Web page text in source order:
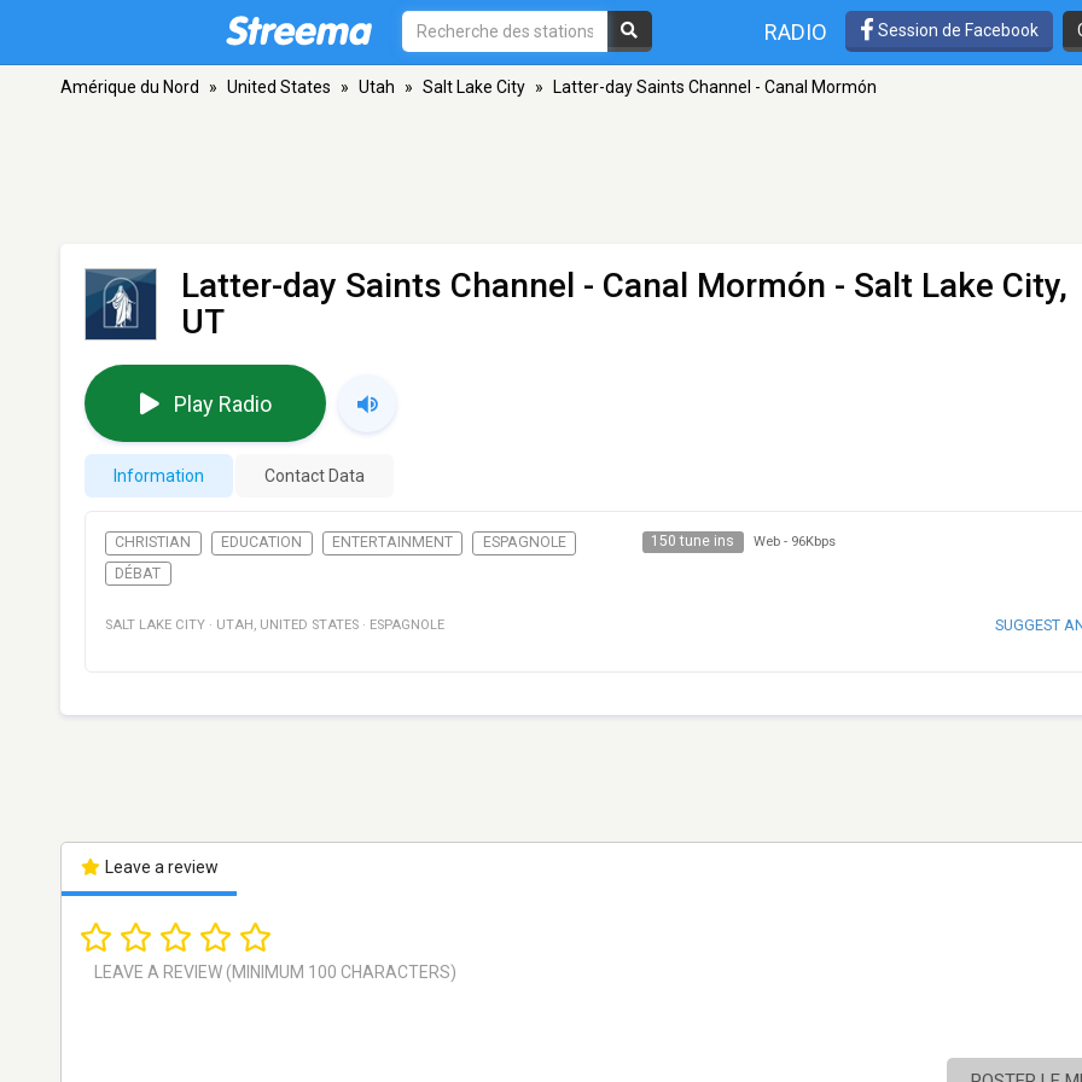
RADIO Session de Facebook
Amérique du Nord » United States » Utah » Salt Lake City » Latter-day Saints Channel - Canal Mormón
Latter-day Saints Channel - Canal Mormón - Salt Lake City,
UT
Play Radio
Information Contact Data
CHRISTIAN EDUCATION ENTERTAINMENT
ESPAGNOLE
DÉBAT
150 tune ins Web - 96Kbps
SALT LAKE CITY · UTAH , UNITED STATES · ESPAGNOLE SUGGEST
Leave a review